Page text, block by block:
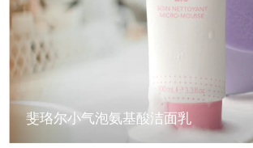
斐珞尔小气泡氨基酸洁面乳